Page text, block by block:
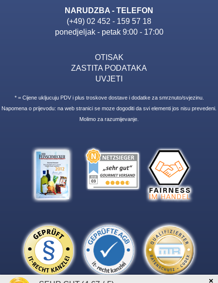
NARUDZBA - TELEFON
(+49) 02 452 - 159 57 18
ponedjeljak - petak 9:00 - 17:00
OTISAK
ZASTITA PODATAKA
UVJETI
* = Cijene ukljucuju PDV i plus troskove dostave i dodatke za smrznuto/svjezinu.
Napomena o prijevodu: na web stranici se moze dogoditi da svi elementi jos nisu prevedeni.
Molimo za razumijevanje.
×